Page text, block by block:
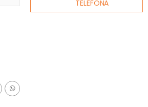
TELEFONA